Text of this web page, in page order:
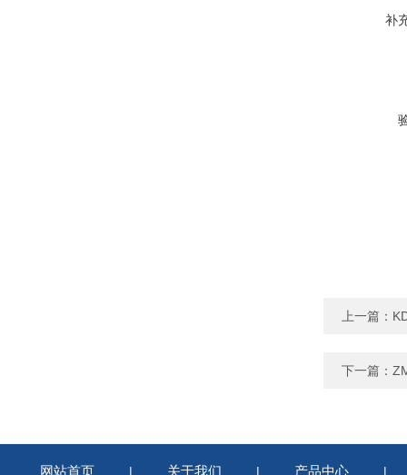
补
上一篇：
下一篇：
网站首页 | 关于我们 | 产品中心 |